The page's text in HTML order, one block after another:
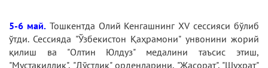
5-6 май.Тошкентда Олий Кенгашнинг ХV сессияси бўлиб
ўтди. Сессияда "Ўзбекистон Қаҳрамони" унвонини жорий
қилиш ва "Олтин Юлдуз" медалини таъсис этиш,
"Мустақиллик", "Дўстлик" орденларини, "Жасорат", "Шуҳрат"